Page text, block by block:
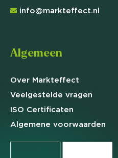
info@markteffect.nl
Algemeen
Over Markteffect
Veelgestelde vragen
ISO Certificaten
Algemene voorwaarden